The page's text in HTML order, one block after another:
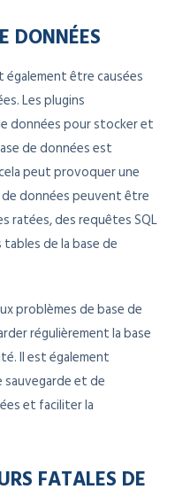
DONNÉES
être causées
Les plugins
données pour stocker et
de données est
peut provoquer une
données peuvent être
ratées, des requêtes SQL
de la base de
problèmes de base de
régulièrement la base
Il est également
sauvegarde et de
et faciliter la
FATALES DE